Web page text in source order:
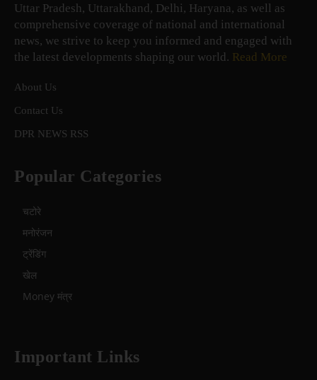
Uttar Pradesh, Uttarakhand, Delhi, Haryana, as well as
comprehensive coverage of national and international
news, we strive to keep you informed and engaged with
the latest developments shaping our world. Read More
About Us
Contact Us
DPR NEWS RSS
Popular Categories
चटोरे
मनोरंजन
ट्रेंडिंग
खेल
Money मंत्र
Important Links